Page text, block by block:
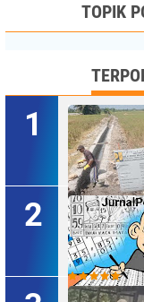
TOPIK
Ketua P3A
Mark Up